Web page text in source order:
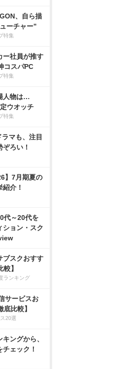
、自ら描
ーチャー”
特集
ー社員が推す
コスパPC
特集
人物は…
ウオッチ
特集
マも、注目
ろい！
】7月期夏の
介！
代～20代を
ション・スク
ブスクおすす
】
ランキング
サービスお
比較】
20選
ングから、
チェック！